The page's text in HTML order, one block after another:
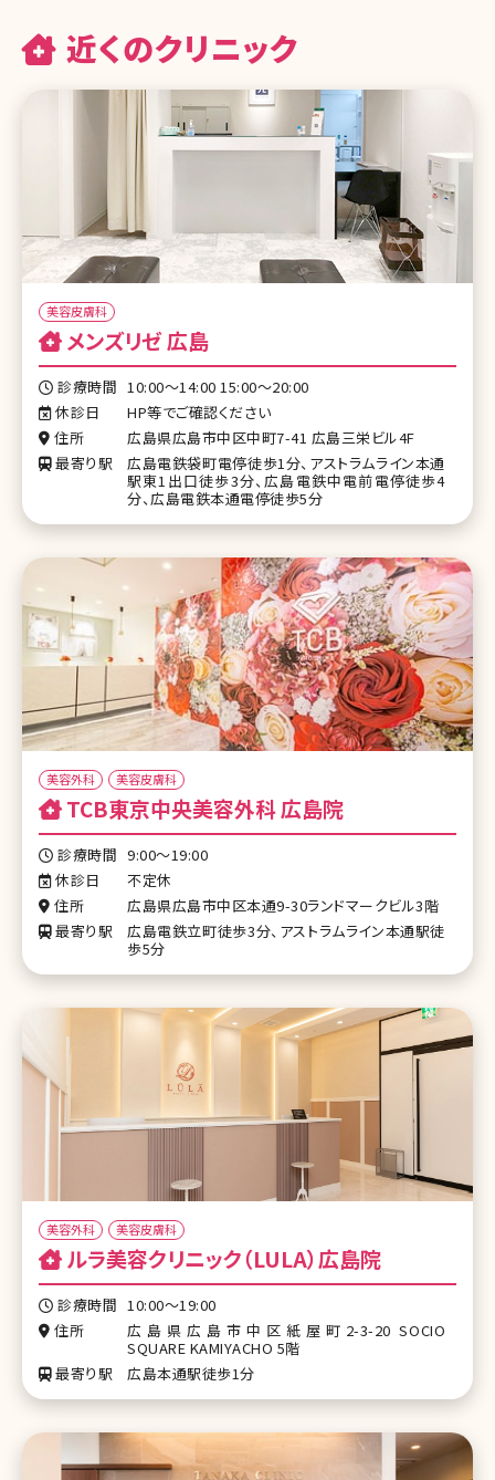
近くのクリニック
美容皮膚科
メンズリゼ 広島
診療時間 10:00～14:00 15:00〜20:00
休診日
HP等でご確認ください
住所
広島県広島市中区中町7-41 広島三栄ビル4F
最寄り駅
広島電鉄袋町電停徒歩1分、アストラムライン本通
駅東1出口徒歩3分、広島電鉄中電前電停徒歩4
分、広島電鉄本通電停徒歩5分
美容外科 美容皮膚科
TCB東京中央美容外科 広島院
診療時間 9:00〜19:00
休診日
不定休
住所
広島県広島市中区本通9-30ランドマークビル3階
最寄り駅
広島電鉄立町徒歩3分、アストラムライン本通駅徒
歩5分
美容外科 美容皮膚科
ルラ美容クリニック（LULA）広島院
診療時間 10:00〜19:00
住所
広島県広島市中区紙屋町2-3-20 SOCIO
SQUARE KAMIYACHO 5階
最寄り駅
広島本通駅徒歩1分